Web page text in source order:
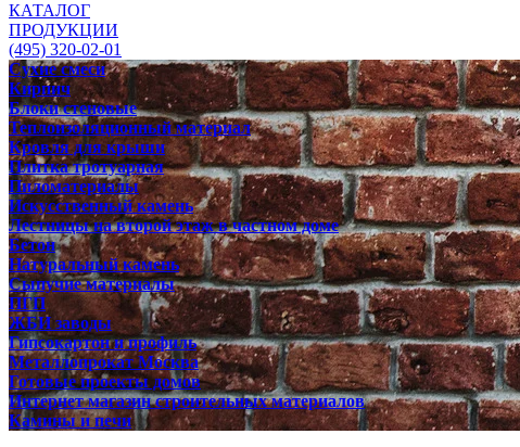
КАТАЛОГ
ПРОДУКЦИИ
(495) 320-02-01
Сухие смеси
Кирпич
Блоки стеновые
Теплоизоляционный материал
Кровля для крыши
Плитка тротуарная
Пиломатериалы
Искусственный камень
Лестницы на второй этаж в частном доме
Бетон
Натуральный камень
Сыпучие материалы
ПГП
ЖБИ заводы
Гипсокартон и профиль
Металлопрокат Москва
Готовые проекты домов
Интернет магазин строительных материалов
Камины и печи